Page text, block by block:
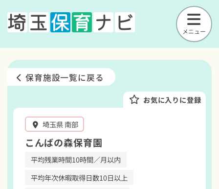
メニュー
保育施設一覧に戻る
お気に入りに登録
埼玉県 南部
こんばの森保育園
平均残業時間10時間／月以内
平均年次休暇取得日数10日以上